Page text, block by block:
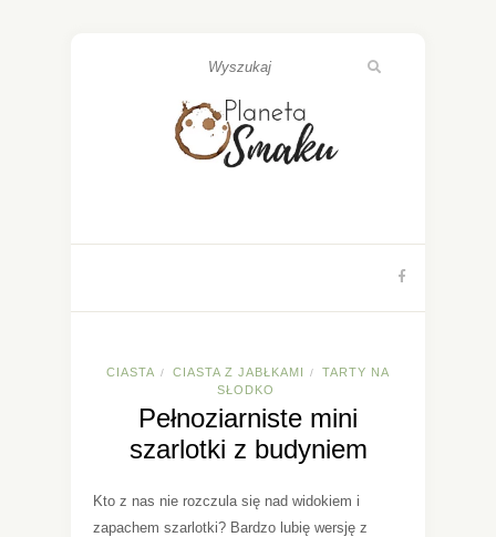
CIASTA / CIASTA Z JABŁKAMI /
TARTY NA
SŁODKO
Pełnoziarniste mini
szarlotki z budyniem
Kto z nas nie rozczula się nad widokiem i
zapachem szarlotki? Bardzo lubię wersję z